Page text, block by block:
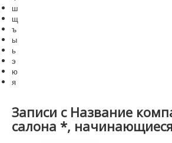
ш
щ
ъ
ы
ь
э
ю
я
Записи с Название
салона *,